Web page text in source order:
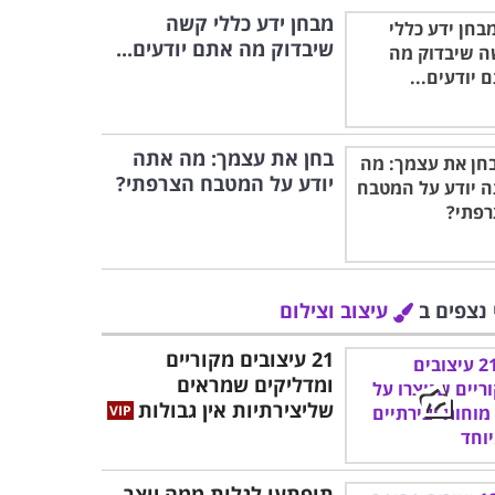
מבחן ידע כללי קשה
שיבדוק מה אתם יודעים...
בחן את עצמך: מה אתה
יודע על המטבח הצרפתי?
נצפים ב
עיצוב וצילום
21 עיצובים מקוריים
ומדליקים שמראים
שליצירתיות אין גבולות